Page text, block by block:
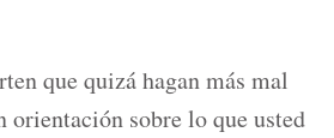
que quizá hagan más mal
orientación sobre lo que usted